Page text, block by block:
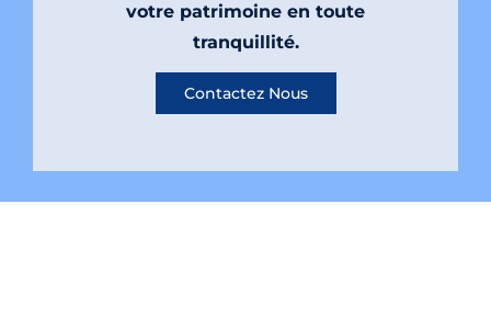
votre patrimoine en toute
tranquillité.
Contactez Nous